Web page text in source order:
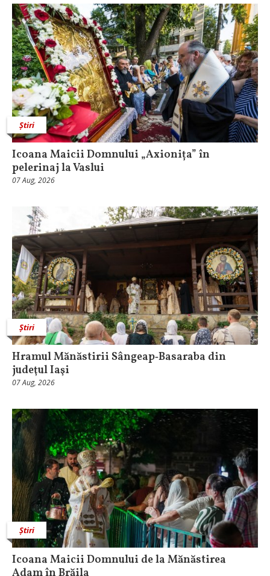
Știri
Icoana Maicii Domnului „Axionița” în
pelerinaj la Vaslui
07 Aug, 2026
Știri
Hramul Mănăstirii Sângeap‑Basaraba din
judeţul Iaşi
07 Aug, 2026
Știri
Icoana Maicii Domnului de la Mănăstirea
Adam în Brăila